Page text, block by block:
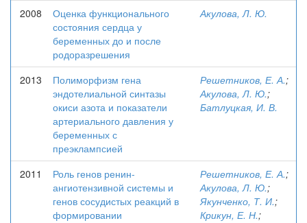
2008
Оценка функционального
состояния сердца у
беременных до и после
родоразрешения
Акулова, Л. Ю.
2013
Полиморфизм гена
эндотелиальной синтазы
окиси азота и показатели
артериального давления у
беременных с
преэклампсией
Решетников, Е. А.;
Акулова, Л. Ю.;
Батлуцкая, И. В.
2011
Роль генов ренин-
ангиотензивной системы и
генов сосудистых реакций в
формировании
Решетников, Е. А.;
Акулова, Л. Ю.;
Якунченко, Т. И.;
Крикун, Е. Н.;